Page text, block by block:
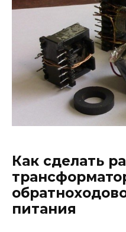
Как сделать
питания